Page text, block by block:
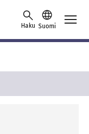
Haku Suomi